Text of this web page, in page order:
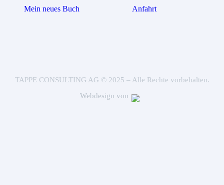
Mein neues Buch Anfahrt
TAPPE CONSULTING AG © 2025 – Alle Rechte vorbehalten.
Webdesign von